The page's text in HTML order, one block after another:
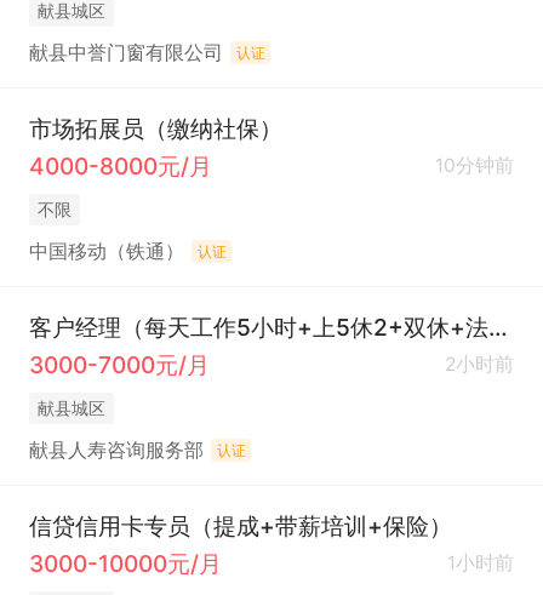
献县城区
献县中誉门窗有限公司 认证
市场拓展员（缴纳社保）
4000-8000元/月
10分钟前
不限
中国移动（铁通） 认证
客户经理（每天工作5小时+上5休2+双休+法休）
3000-7000元/月
2小时前
献县城区
献县人寿咨询服务部 认证
信贷信用卡专员（提成+带薪培训+保险）
3000-10000元/月
1小时前